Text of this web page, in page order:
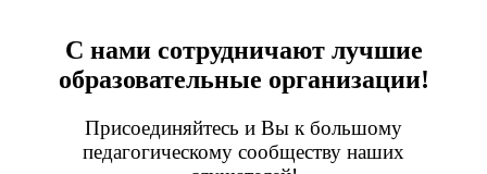
С нами сотрудничают лучшие
образовательные организации!
Присоединяйтесь и Вы к большому
педагогическому сообществу наших